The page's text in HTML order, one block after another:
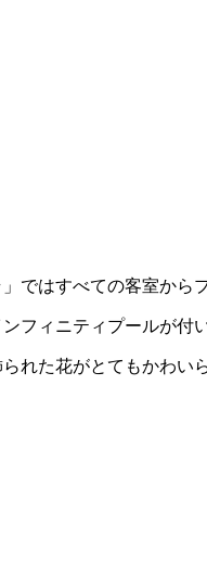
」ではすべての客室から
フィニティプールが付
れた花がとてもかわい